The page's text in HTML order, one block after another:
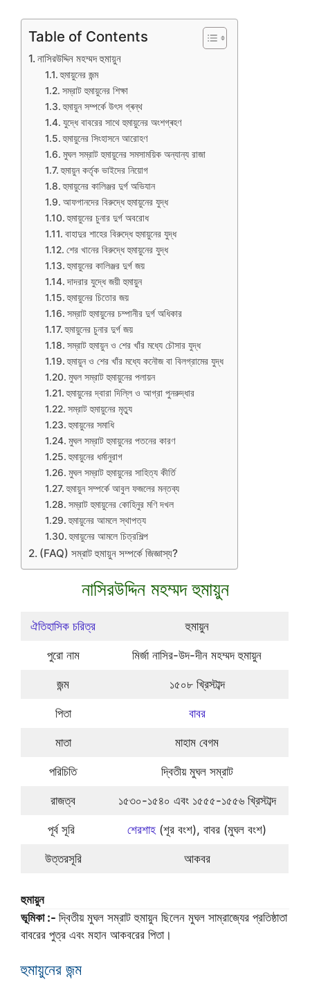
Table of Contents
নাসিরউদ্দিন মহম্মদ হুমায়ুন
হুমায়ুনের জন্ম
সম্রাট হুমায়ুনের শিক্ষা
হুমায়ুন সম্পর্কে উৎস গ্ৰন্থ
যুদ্ধে বাবরের সাথে হুমায়ুনের অংশগ্ৰহণ
হুমায়ুনের সিংহাসনে আরোহণ
মুঘল সম্রাট হুমায়ুনের সমসাময়িক অন্যান্য রাজা
হুমায়ুন কর্তৃক ভাইদের নিয়োগ
হুমায়ুনের কালিঞ্জর দুর্গ অভিযান
আফগানদের বিরুদ্ধে হুমায়ুনের যুদ্ধ
হুমায়ুনের চুনার দুর্গ অবরোধ
বাহাদুর শাহের বিরুদ্ধে হুমায়ুনের যুদ্ধ
শের খানের বিরুদ্ধে হুমায়ুনের যুদ্ধ
হুমায়ুনের কালিঞ্জর দুর্গ জয়
দাদরার যুদ্ধে জয়ী হুমায়ুন
হুমায়ুনের চিতোর জয়
সম্রাট হুমায়ুনের চম্পানীর দুর্গ অধিকার
হুমায়ুনের চুনার দুর্গ জয়
সম্রাট হুমায়ুন ও শের খাঁর মধ্যে চৌসার যুদ্ধ
হুমায়ুন ও শের খাঁর মধ্যে কনৌজ বা বিলগ্রামের যুদ্ধ
মুঘল সম্রাট হুমায়ুনের পলায়ন
হুমায়ুনের দ্বারা দিল্লি ও আগ্রা পুনরুদ্ধার
সম্রাট হুমায়ুনের মৃত্যু
হুমায়ুনের সমাধি
মুঘল সম্রাট হুমায়ুনের পতনের কারণ
হুমায়ুনের ধর্মানুরাগ
মুঘল সম্রাট হুমায়ুনের সাহিত্য কীর্তি
হুমায়ুন সম্পর্কে আবুল ফজলের মন্তব্য
সম্রাট হুমায়ুনের কোহিনুর মণি দখল
হুমায়ুনের আমলে স্থাপত্য
হুমায়ুনের আমলে চিত্রশিল্প
(FAQ) সম্রাট হুমায়ুন সম্পর্কে জিজ্ঞাস্য?
নাসিরউদ্দিন মহম্মদ হুমায়ুন
ঐতিহাসিক চরিত্র হুমায়ুন
পুরো নাম মির্জা নাসির-উদ-দীন মহম্মদ হুমায়ুন
জন্ম ১৫০৮ খ্রিস্টাব্দ
পিতা বাবর
মাতা মাহাম বেগম
পরিচিতি দ্বিতীয় মুঘল সম্রাট
রাজত্ব ১৫৩০-১৫৪০ এবং ১৫৫৫-১৫৫৬ খ্রিস্টাব্দ
পূর্ব সূরি শেরশাহ (শূর বংশ), বাবর (মুঘল বংশ)
উত্তরসূরি আকবর
হুমায়ুন
ভূমিকা :- দ্বিতীয় মুঘল সম্রাট হুমায়ুন ছিলেন মুঘল সাম্রাজ্যের প্রতিষ্ঠাতা
বাবরের পুত্র এবং মহান আকবরের পিতা।
হুমায়ুনের জন্ম